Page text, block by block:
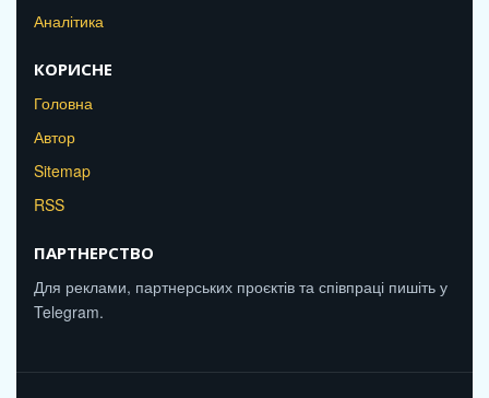
Аналітика
КОРИСНЕ
Головна
Автор
Sitemap
RSS
ПАРТНЕРСТВО
Для реклами, партнерських проєктів та співпраці пишіть у
Telegram.